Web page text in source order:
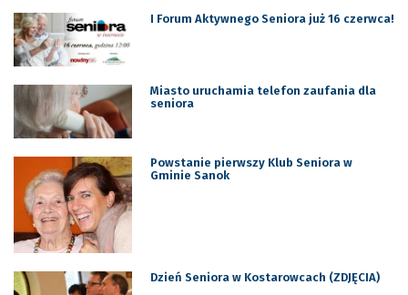
I Forum Aktywnego Seniora już 16 czerwca!
Miasto uruchamia telefon zaufania dla
seniora
Powstanie pierwszy Klub Seniora w
Gminie Sanok
Dzień Seniora w Kostarowcach (ZDJĘCIA)